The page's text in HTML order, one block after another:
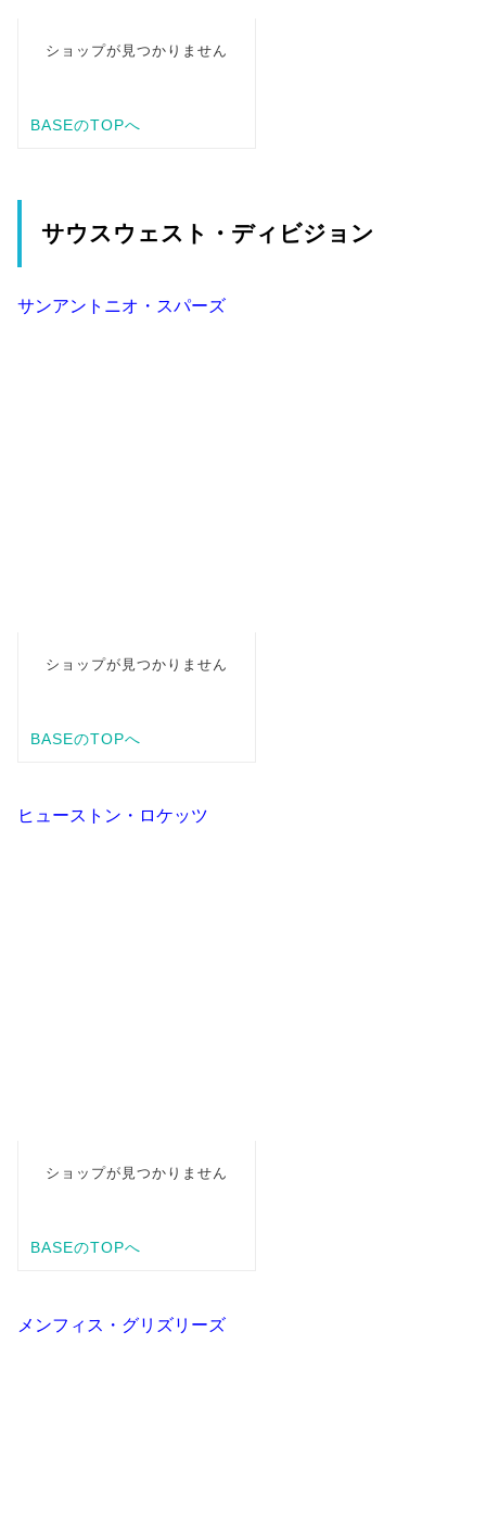
サウスウェスト・ディビジョン
サンアントニオ・スパーズ
ヒューストン・ロケッツ
メンフィス・グリズリーズ